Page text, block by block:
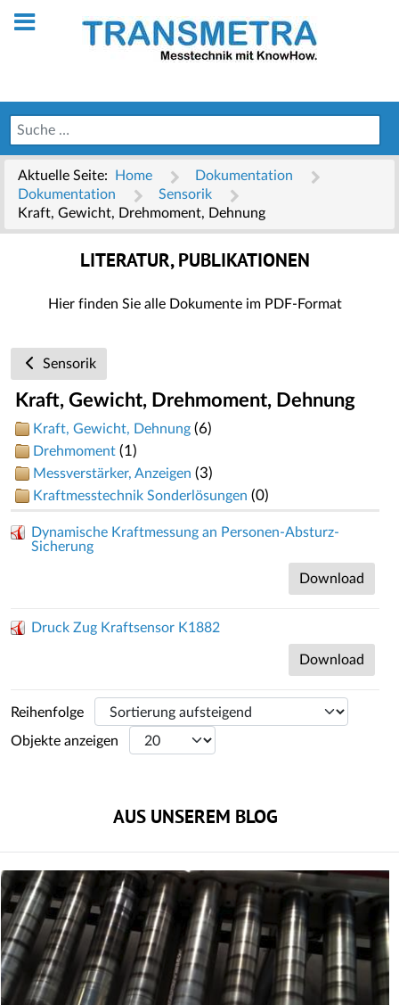
Aktuelle Seite: Home
Dokumentation
Dokumentation
Sensorik
Kraft, Gewicht, Drehmoment, Dehnung
LITERATUR, PUBLIKATIONEN
Hier finden Sie alle Dokumente im PDF-Format
Sensorik
Kraft, Gewicht, Drehmoment, Dehnung
Kraft, Gewicht, Dehnung (6)
Drehmoment (1)
Messverstärker, Anzeigen (3)
Kraftmesstechnik Sonderlösungen (0)
Dynamische Kraftmessung an Personen-Absturz-
Sicherung
Download
Druck Zug Kraftsensor K1882
Download
Reihenfolge
Objekte anzeigen
AUS UNSEREM BLOG